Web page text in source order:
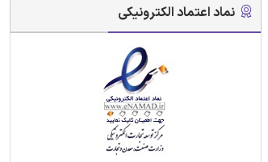
نماد اعتماد الکترونیکی